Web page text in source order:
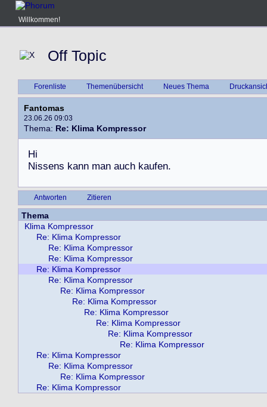
Willkommen!
Off Topic
Forenliste Themenübersicht Neues Thema
Fantomas
23.06.26 09:03
Thema: Re: Klima Kompressor
Hi
Nissens kann man auch kaufen.
Antworten Zitieren
Thema
Klima Kompressor
Re: Klima Kompressor
Re: Klima Kompressor
Re: Klima Kompressor
Re: Klima Kompressor
Re: Klima Kompressor
Re: Klima Kompressor
Re: Klima Kompressor
Re: Klima Kompressor
Re: Klima Kompressor
Re: Klima Kompressor
Re: Klima Kompressor
Re: Klima Kompressor
Re: Klima Kompressor
Re: Klima Kompressor
Re: Klima Kompressor